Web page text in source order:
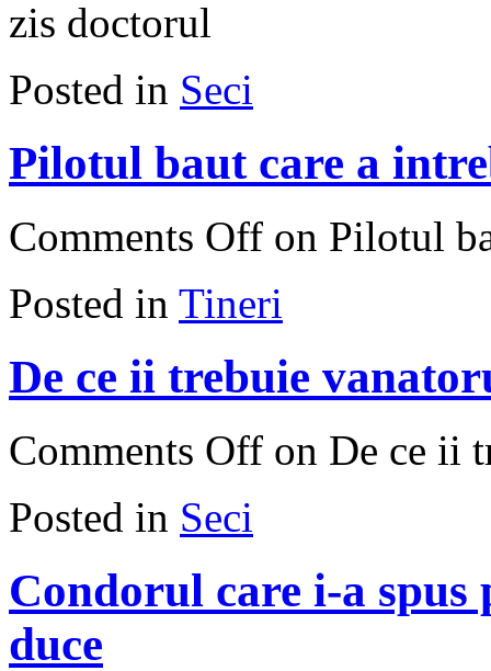
zis doctorul
Posted in Seci
Pilotul baut care a
Comments Off on Pilotul
Posted in Tineri
De ce ii trebuie
Comments Off on De ce ii
Posted in Seci
Condorul care i-a
duce